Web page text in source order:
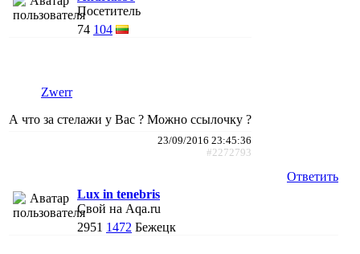
Посетитель
74 104
Zwerr
А что за стелажи у Вас ? Можно ссылочку ?
23/09/2016 23:45:36
#2272793
Ответить
Lux in tenebris
Свой на Aqa.ru
2951 1472 Бежецк